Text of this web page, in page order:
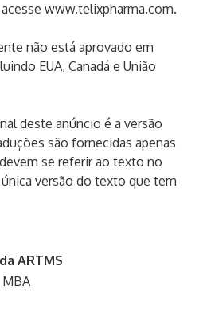
www.telixpharma.com.
não está aprovado em
EUA, Canadá e União
deste anúncio é a versão
são fornecidas apenas
se referir ao texto no
versão do texto que tem
ARTMS
MBA